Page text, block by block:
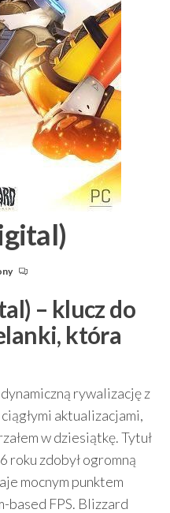
– klucz do
która
rywalizację z
aktualizacjami,
w dziesiątkę. Tytuł
roku zdobył ogromną
mocnym punktem
based FPS. Blizzard